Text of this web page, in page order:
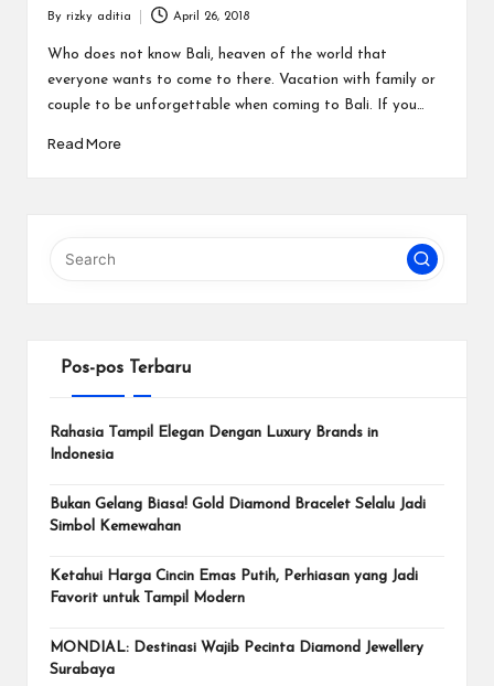
Posted
by
By rizky aditia April 26, 2018
Who does not know Bali, heaven of the world that
everyone wants to come to there. Vacation with family or
couple to be unforgettable when coming to Bali. If you…
Read More
Pos-pos Terbaru
Rahasia Tampil Elegan Dengan Luxury Brands in
Indonesia
Bukan Gelang Biasa! Gold Diamond Bracelet Selalu Jadi
Simbol Kemewahan
Ketahui Harga Cincin Emas Putih, Perhiasan yang Jadi
Favorit untuk Tampil Modern
MONDIAL: Destinasi Wajib Pecinta Diamond Jewellery
Surabaya